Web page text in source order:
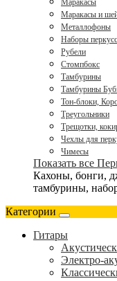
Маракасы
Маракасы и
Металлофоны
Наборы
Рубели
Стомпбокс
Тамбурины
Тамбурины
Тон-блоки,
Треугольники
Трещотки,
Чехлы для
Чимесы
Показать все
Кахоны, бонги,
тамбурины,
Категории
Гитары
Электро-